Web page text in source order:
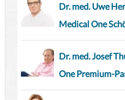
Dr. med. Uwe
Medical One
Dr. med. Josef
One Premium-